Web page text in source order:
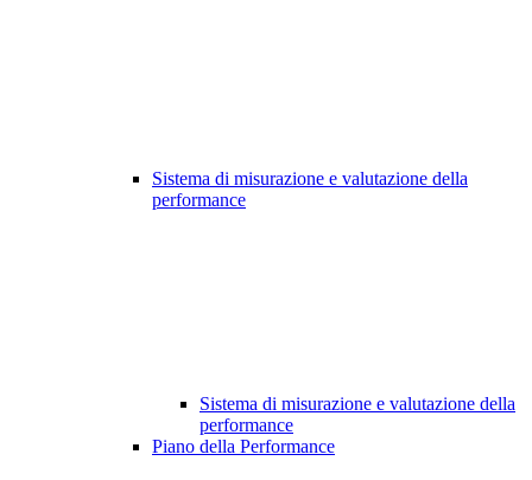
Sistema di misurazione e valutazione della
performance
Sistema di misurazione e valutazione della
performance
Piano della Performance